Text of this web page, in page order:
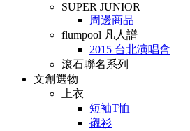
SUPER JUNIOR
周邊商品
flumpool 凡人譜
2015 台北演唱會
滾石聯名系列
文創選物
上衣
短袖T恤
襯衫